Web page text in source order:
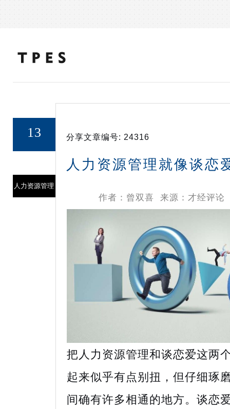
13 分享文章编号: 24316
人力资源管理
人力资源管理就像谈恋
作者：曾双喜 来源：才经评论
把人力资源管理和谈恋爱这两
起来似乎有点别扭，但仔细琢
间确有许多相通的地方。谈恋